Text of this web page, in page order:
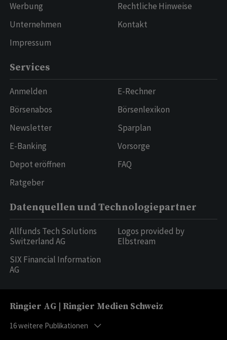
Werbung
Unternehmen
Impressum
Rechtliche Hinweise
Kontakt
Services
Anmelden
Börsenabos
Newsletter
E-Banking
Depot eröffnen
Ratgeber
E-Rechner
Börsenlexikon
Sparplan
Vorsorge
FAQ
Datenquellen und Technologiepartner
Allfunds Tech Solutions
Switzerland AG
SIX Financial Information
AG
Logos provided by
Elbstream
Ringier AG | Ringier Medien Schweiz
16weitere Publikationen